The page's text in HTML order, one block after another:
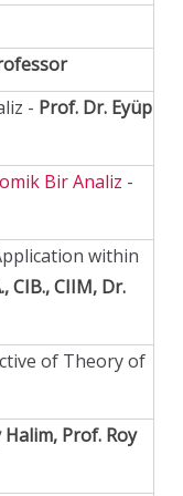
- Prof. Dr. Eyüp
Bir Analiz -
within
CIB., CIIM, Dr.
of Theory of
Halim, Prof. Roy